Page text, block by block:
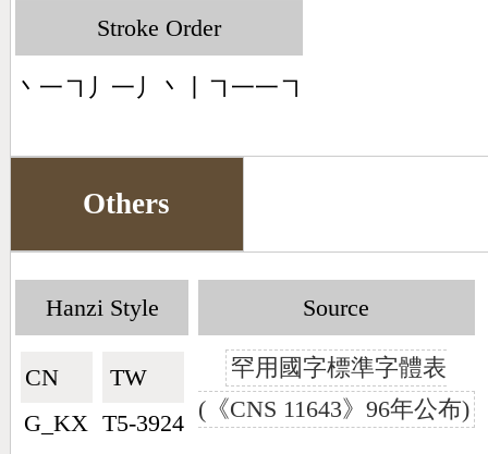
Stroke Order
丶一㇕丿一丿丶丨㇕一一㇕
Others
Hanzi Style
CN🇨🇳
G_KX
TW🇹🇼
T5-3924
Source
罕用國字標準字體表
(《CNS 11643》96年公布)